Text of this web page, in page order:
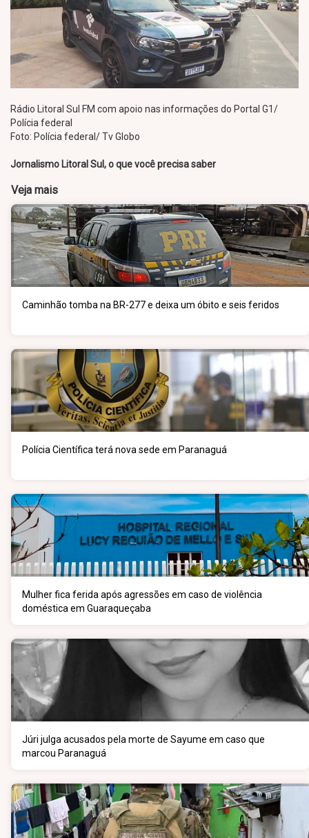
Rádio Litoral Sul FM com apoio nas informações do Portal G1/
Polícia federal
Foto: Polícia federal/ Tv Globo
Jornalismo Litoral Sul, o que você precisa saber
Veja mais
Caminhão tomba na BR-277 e deixa um óbito e seis feridos
Polícia Científica terá nova sede em Paranaguá
Mulher fica ferida após agressões em caso de violência
doméstica em Guaraqueçaba
Júri julga acusados pela morte de Sayume em caso que
marcou Paranaguá